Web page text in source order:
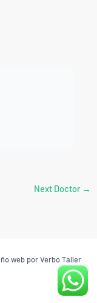
Next Doctor →
web por Verbo Taller